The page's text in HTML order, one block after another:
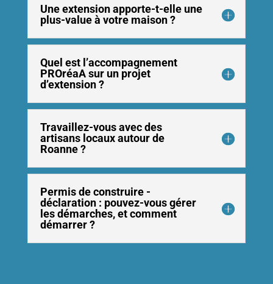
Une extension apporte-t-elle une
plus-value à votre maison ?
Quel est l’accompagnement
PROréaA sur un projet
d’extension ?
Travaillez-vous avec des
artisans locaux autour de
Roanne ?
Permis de construire -
déclaration : pouvez-vous gérer
les démarches, et comment
démarrer ?